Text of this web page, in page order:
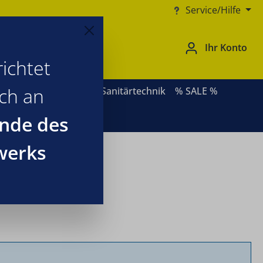
Service/Hilfe
Ihr Konto
Heizsysteme Sanitärtechnik % SALE %
an
des